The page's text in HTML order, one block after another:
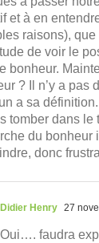
et à en
raisons),
de voir le
bonheur.
? Il n’y a pas
a sa
tomber dans le
du bonheur
donc
Didier Henry 27
Oui…. faudra